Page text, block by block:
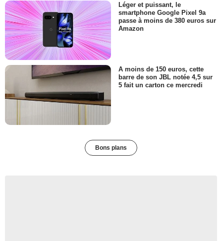
Léger et puissant, le
smartphone Google Pixel 9a
passe à moins de 380 euros sur
Amazon
A moins de 150 euros, cette
barre de son JBL notée 4,5 sur
5 fait un carton ce mercredi
Bons plans